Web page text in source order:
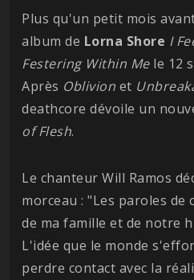
Plus qu'un petit mois
album de Lorna Shore I
Festering Within Mele 12
Après Oblivion et
deathcore dévoile un
of Flesh.
Le chanteur Will Ramos
morceau : "Les paroles
de ma famille et de notre
L'idée que le monde
perdre contact avec la